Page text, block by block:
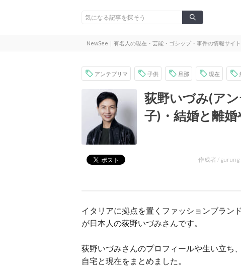
NewSee｜有名人の現在・芸能・ゴシップ・事件の情報サイト
アンテプリマ 子供 旦那 現在
荻野いづみ(ア
子)・結婚と離
作成者 / gurung
イタリアに拠点を置くファッションブラン
が日本人の荻野いづみさんです。
荻野いづみさんのプロフィールや生い立ち
自宅と現在をまとめました。